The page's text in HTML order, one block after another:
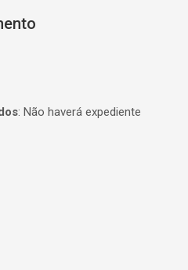
: Não haverá expediente